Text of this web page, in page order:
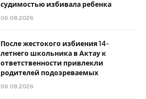
судимостью избивала ребенка
06.08.2026
После жестокого избиения 14-
летнего школьника в Актау к
ответственности привлекли
родителей подозреваемых
06.08.2026